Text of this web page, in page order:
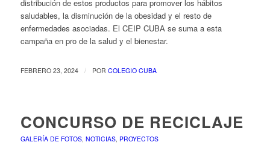
distribución de estos productos para promover los hábitos
saludables, la disminución de la obesidad y el resto de
enfermedades asociadas. El CEIP CUBA se suma a esta
campaña en pro de la salud y el bienestar.
FEBRERO 23, 2024 / POR COLEGIO CUBA
CONCURSO DE RECICLAJE
GALERÍA DE FOTOS, NOTICIAS, PROYECTOS